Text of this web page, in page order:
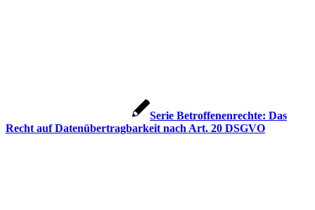
Serie Betroffenenrechte: Das
Recht auf Datenübertragbarkeit nach Art. 20 DSGVO